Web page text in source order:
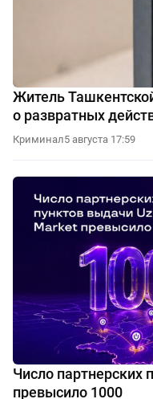
Житель
о развратных
Криминал5 августа 17:59
Число партнерских
превысило 1000